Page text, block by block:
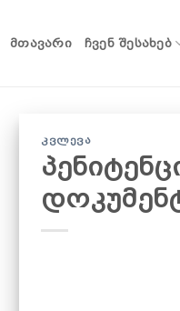
ᲛᲗᲐᲕᲐᲠᲘ ᲩᲕᲔᲜ ᲨᲔᲡᲐᲮᲔᲑ
ᲙᲕᲚᲔᲕᲐ